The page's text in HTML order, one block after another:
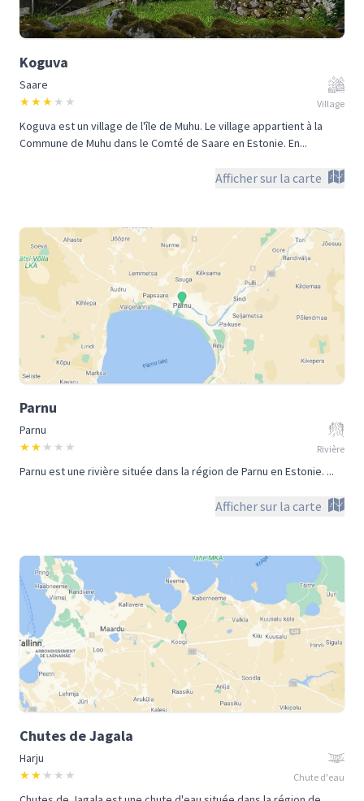
Koguva
Saare
★★★ ★ ★ Village
Koguva est un village de l'île de Muhu. Le village appartient à la
Commune de Muhu dans le Comté de Saare en Estonie. En...
Afficher sur la carte
Parnu
Parnu
★★ ★ ★ ★ Rivière
Parnu est une rivière située dans la région de Parnu en Estonie. ...
Afficher sur la carte
Chutes de Jagala
Harju
★★ ★ ★ ★ Chute d'eau